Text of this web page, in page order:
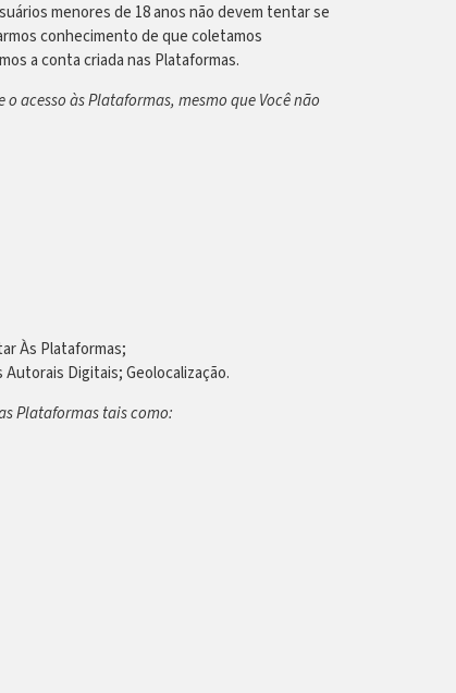
menores de 18 anos não devem tentar se
conhecimento de que coletamos
a conta criada nas Plataformas.
acesso às Plataformas, mesmo que Você não
Às Plataformas;
Digitais; Geolocalização.
Plataformas tais como: